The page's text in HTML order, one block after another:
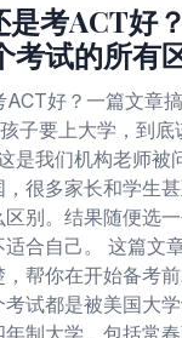
是考ACT好
考试的所有
好？一篇文章
子要上大学，到
是我们机构老师被
很多家长和学生
别。结果随便选
合自己。 这篇文
帮你在开始备考前
试都是被美国大
年制大学，包括常